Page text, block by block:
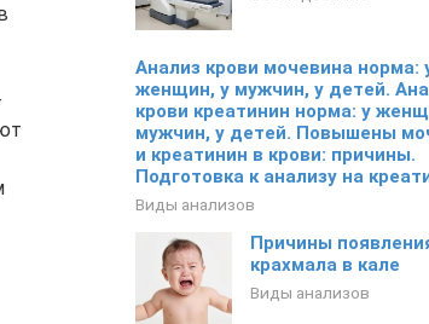
Анализ крови мочевина норма:
женщин, у мужчин, у детей.
крови креатинин норма: у
мужчин, у детей. Повышены
и креатинин в крови: причины.
Подготовка к анализу на
Виды анализов
Причины
крахмала в кале
Виды анализов